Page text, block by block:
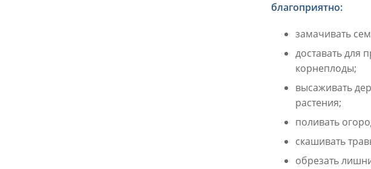
благоприятно:
замачивать
доставать для
корнеплоды;
высаживать
растения;
поливать
скашивать
обрезать